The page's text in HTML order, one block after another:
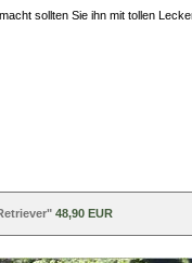
sollten Sie ihn mit tollen
48,90 EUR